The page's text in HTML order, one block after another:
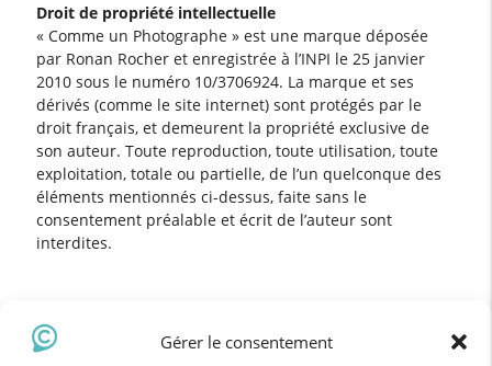
Gérer le consentement
Droit de propriété intellectuelle
« Comme un Photographe » est une marque déposée
par Ronan Rocher et enregistrée à l’INPI le 25 janvier
2010 sous le numéro 10/3706924. La marque et ses
dérivés (comme le site internet) sont protégés par le
droit français, et demeurent la propriété exclusive de
son auteur. Toute reproduction, toute utilisation, toute
exploitation, totale ou partielle, de l’un quelconque des
éléments mentionnés ci-dessus, faite sans le
consentement préalable et écrit de l’auteur sont
interdites.